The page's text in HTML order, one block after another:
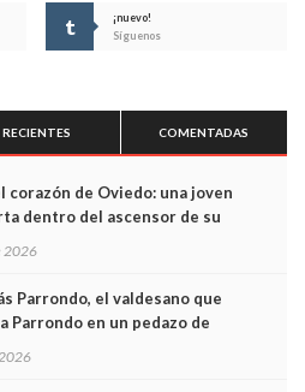
¡nuevo!
Síguenos
RECIENTES COMENTADAS
corazón de Oviedo: una joven
dentro del ascensor de su
captan sus últimos minutos
2026
Parrondo, el valdesano que
Parrondo en un pedazo de